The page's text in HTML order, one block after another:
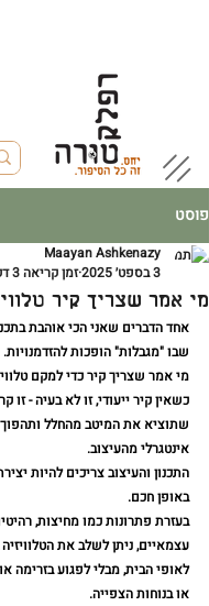
פוסט
מי אמר שצריך קיר
Maayan Ashkenazy
3 בספט׳ 2025
זמן קריאה 3 דקות
אחד הדברים שאני הכי אוהבת
שבו "מגבלות" הופכות להזדמנויות.
מי אמר שצריך קיר כדי למקם
כשאין קיר ייעודי, זו לא בעיה - זו
שתוציא את המיטב מהחלל
אינטגרלי מהעיצוב.
התכנון והעיצוב צריכים להיות
באופן חכם.
בעזרת פתרונות כמו מחיצות,
עצמאיים, ניתן לשלב את
לאופי הבית, מבלי לפגוע בזרימה
או בנוחות הצפייה.